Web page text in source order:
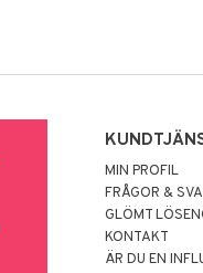
MIN PROFIL
FRÅGOR &
GLÖMT
KONTAKT
ÄR DU EN